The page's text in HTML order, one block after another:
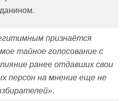
признаётся
тайное голосование с
ранее отдавших свои
персон на мнение еще не
.